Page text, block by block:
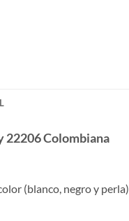
22206 Colombiana
(blanco, negro y perla)